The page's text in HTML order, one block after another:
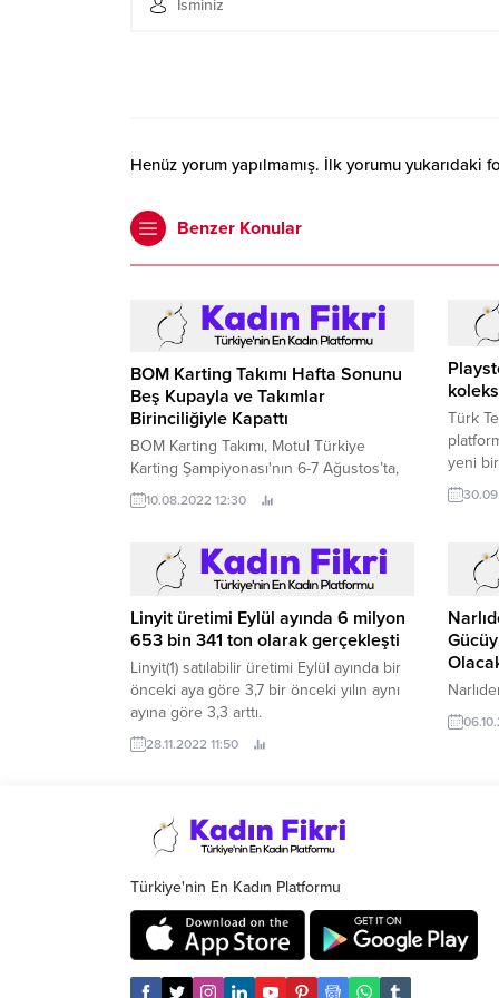
Henüz yorum yapılmamış. İlk yorumu yukarıdaki
Benzer Konular
BOM Karting Takımı Hafta Sonunu
Beş Kupayla ve Takımlar
Birinciliğiyle Kapattı
BOM Karting Takımı, Motul Türkiye
Karting Şampiyonası'nın 6-7 Ağustos’ta,
İzmit Körfez Pisti’nde düzenlenen
dördüncü ayak yarışlarını takımlar
10.08.2022 12:30
Türk
yeni
Linyit üretimi Eylül ayında 6 milyon
653 bin 341 ton olarak gerçekleşti
Linyit(1) satılabilir üretimi Eylül ayında bir
önceki aya göre 3,7 bir önceki yılın aynı
ayına göre 3,3 arttı.
28.11.2022 11:50
Türkiye'nin En Kadın Platformu